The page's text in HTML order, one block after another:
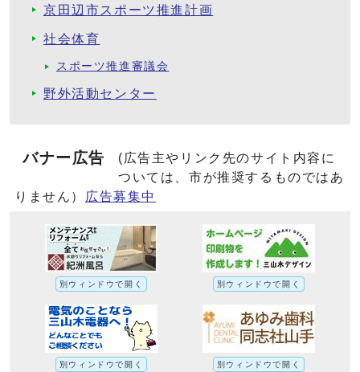
京田辺市スポーツ推進計画
社会体育
スポーツ推進審議会
野外活動センター
バナー広告
(広告主やリンク先のサイト内容に
ついては、市が推奨するものではあ
りません）
広告募集中
別ウィンドウで開く 別ウィンドウで開く
別ウィンドウで開く 別ウィンドウで開く